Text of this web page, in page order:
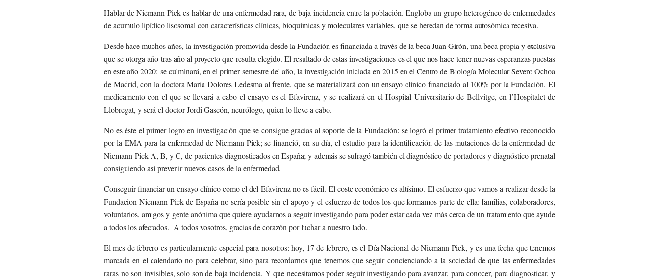
Hablar de Niemann-Pick es hablar de una enfermedad rara, de baja incidencia entre la población. Engloba un grupo heterogéneo de enfermedades
de acumulo lipídico lisosomal con características clínicas, bioquímicas y moleculares variables, que se heredan de forma autosómica recesiva.
Desde hace muchos años, la investigación promovida desde la Fundación es financiada a través de la beca Juan Girón, una beca propia y exclusiva
que se otorga año tras año al proyecto que resulta elegido. El resultado de estas investigaciones es el que nos hace tener nuevas esperanzas puestas
en este año 2020: se culminará, en el primer semestre del año, la investigación iniciada en 2015 en el Centro de Biología Molecular Severo Ochoa
de Madrid, con la doctora Maria Dolores Ledesma al frente, que se materializará con un ensayo clínico financiado al 100% por la Fundación. El
medicamento con el que se llevará a cabo el ensayo es el Efavirenz, y se realizará en el Hospital Universitario de Bellvitge, en l’Hospitalet de
Llobregat, y será el doctor Jordi Gascón, neurólogo, quien lo lleve a cabo.
No es éste el primer logro en investigación que se consigue gracias al soporte de la Fundación: se logró el primer tratamiento efectivo reconocido
por la EMA para la enfermedad de Niemann-Pick; se financió, en su día, el estudio para la identificación de las mutaciones de la enfermedad de
Niemann-Pick A, B, y C, de pacientes diagnosticados en España; y además se sufragó también el diagnóstico de portadores y diagnóstico prenatal
consiguiendo así prevenir nuevos casos de la enfermedad.
Conseguir financiar un ensayo clínico como el del Efavirenz no es fácil. El coste económico es altísimo. El esfuerzo que vamos a realizar desde la
Fundacion Niemann-Pick de España no sería posible sin el apoyo y el esfuerzo de todos los que formamos parte de ella: familias, colaboradores,
voluntarios, amigos y gente anónima que quiere ayudarnos a seguir investigando para poder estar cada vez más cerca de un tratamiento que ayude
a todos los afectados. A todos vosotros, gracias de corazón por luchar a nuestro lado.
El mes de febrero es particularmente especial para nosotros: hoy, 17 de febrero, es el Día Nacional de Niemann-Pick, y es una fecha que tenemos
marcada en el calendario no para celebrar, sino para recordarnos que tenemos que seguir concienciando a la sociedad de que las enfermedades
raras no son invisibles, solo son de baja incidencia. Y que necesitamos poder seguir investigando para avanzar, para conocer, para diagnosticar, y